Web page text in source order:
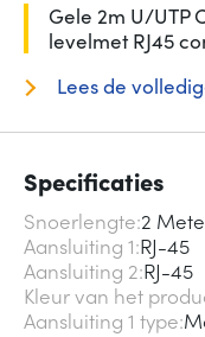
Gele 2m U/UTP
levelmet RJ45
Lees de
Specificaties
Snoerlengte 2
Aansluiting 1 RJ-45
Aansluiting 2 RJ-45
Kleur van het
Aansluiting 1 type